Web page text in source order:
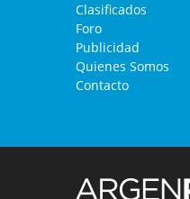
Clasificados
Foro
Publicidad
Quienes Somos
Contacto